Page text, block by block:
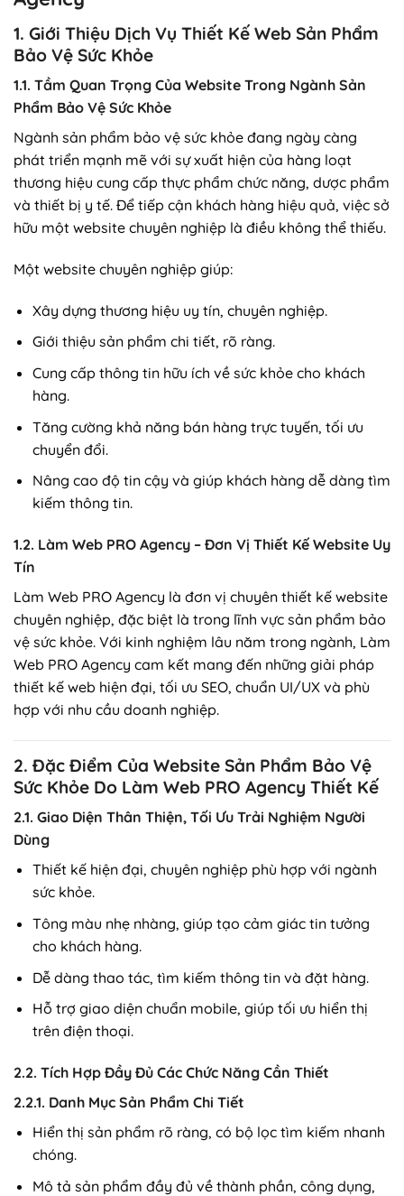
1. Giới Thiệu Dịch Vụ Thiết Kế Web Sản Phẩm
Bảo Vệ Sức Khỏe
1.1. Tầm Quan Trọng Của Website Trong Ngành Sản
Phẩm Bảo Vệ Sức Khỏe
Ngành sản phẩm bảo vệ sức khỏe đang ngày càng
phát triển mạnh mẽ với sự xuất hiện của hàng loạt
thương hiệu cung cấp thực phẩm chức năng, dược phẩm
và thiết bị y tế. Để tiếp cận khách hàng hiệu quả, việc sở
hữu một website chuyên nghiệp là điều không thể thiếu.
Một website chuyên nghiệp giúp:
Xây dựng thương hiệu uy tín, chuyên nghiệp.
Giới thiệu sản phẩm chi tiết, rõ ràng.
Cung cấp thông tin hữu ích về sức khỏe cho khách
hàng.
Tăng cường khả năng bán hàng trực tuyến, tối ưu
chuyển đổi.
Nâng cao độ tin cậy và giúp khách hàng dễ dàng tìm
kiếm thông tin.
1.2. Làm Web PRO Agency – Đơn Vị Thiết Kế Website Uy
Tín
Làm Web PRO Agency là đơn vị chuyên thiết kế website
chuyên nghiệp, đặc biệt là trong lĩnh vực sản phẩm bảo
vệ sức khỏe. Với kinh nghiệm lâu năm trong ngành, Làm
Web PRO Agency cam kết mang đến những giải pháp
thiết kế web hiện đại, tối ưu SEO, chuẩn UI/UX và phù
hợp với nhu cầu doanh nghiệp.
2. Đặc Điểm Của Website Sản Phẩm Bảo Vệ
Sức Khỏe Do Làm Web PRO Agency Thiết Kế
2.1. Giao Diện Thân Thiện, Tối Ưu Trải Nghiệm Người
Dùng
Thiết kế hiện đại, chuyên nghiệp phù hợp với ngành
sức khỏe.
Tông màu nhẹ nhàng, giúp tạo cảm giác tin tưởng
cho khách hàng.
Dễ dàng thao tác, tìm kiếm thông tin và đặt hàng.
Hỗ trợ giao diện chuẩn mobile, giúp tối ưu hiển thị
trên điện thoại.
2.2. Tích Hợp Đầy Đủ Các Chức Năng Cần Thiết
2.2.1. Danh Mục Sản Phẩm Chi Tiết
Hiển thị sản phẩm rõ ràng, có bộ lọc tìm kiếm nhanh
chóng.
Mô tả sản phẩm đầy đủ về thành phần, công dụng,